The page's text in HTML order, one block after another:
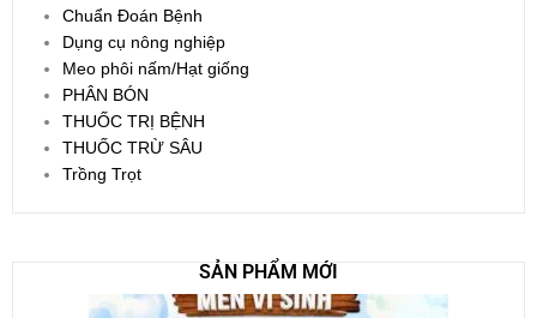
Chuẩn Đoán Bệnh
Dụng cụ nông nghiệp
Meo phôi nấm/Hạt giống
PHÂN BÓN
THUỐC TRỊ BỆNH
THUỐC TRỪ SÂU
Trồng Trọt
SẢN PHẨM MỚI